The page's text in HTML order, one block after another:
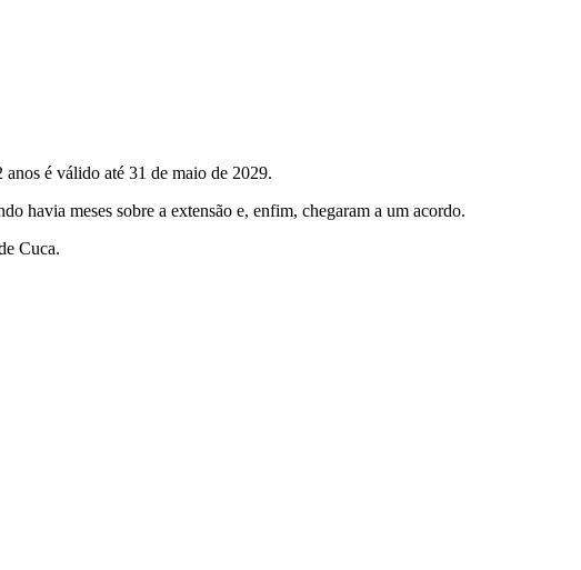
é válido até 31 de maio de 2029.
havia meses sobre a extensão e, enfim, chegaram a um acordo.
Cuca.